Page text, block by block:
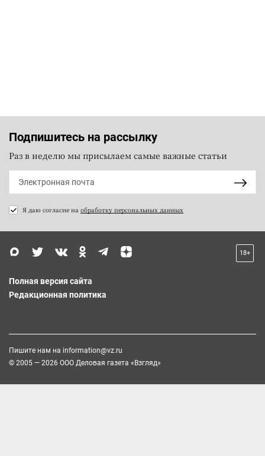
Подпишитесь на рассылку
Раз в неделю мы присылаем самые важные статьи
Я даю согласие на обработку персональных данных
18+
Полная версия сайта
Редакционная политика
Пишите нам на information@vz.ru
© 2005 — 2026 ООО Деловая газета «Взгляд»